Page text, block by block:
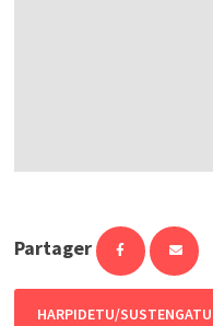
Partager
HARPIDETU/SUSTENGATU